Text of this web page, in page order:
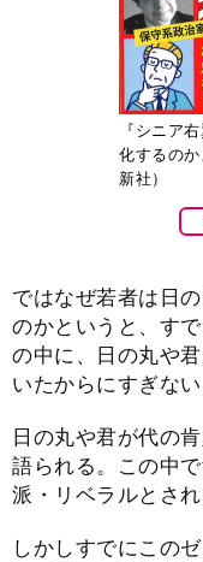
『シニア
化するの
新社）
ではなぜ若者は日
のかというと、す
の中に、日の丸や
いたからにすぎない
日の丸や君が代の
語られる。この中
派・リベラルとされ
しかしすでにこの